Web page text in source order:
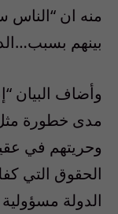
منه ان “الناس
بينهم
وأضاف البيان
مدى خطورة
وحريتهم في
الحقوق التي
الدولة